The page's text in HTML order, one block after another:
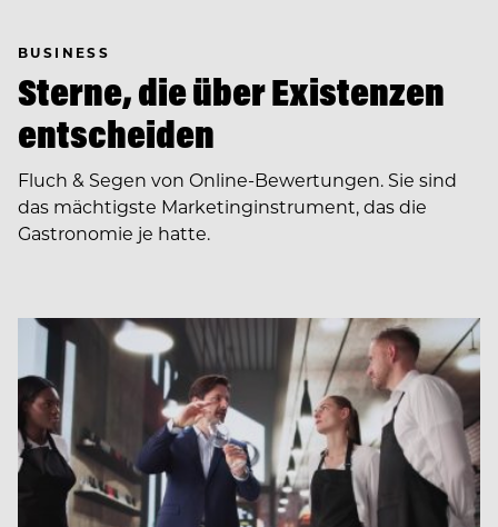
BUSINESS
Sterne, die über Existenzen
entscheiden
Fluch & Segen von Online-Bewertungen. Sie sind
das mächtigste Marketinginstrument, das die
Gastronomie je hatte.